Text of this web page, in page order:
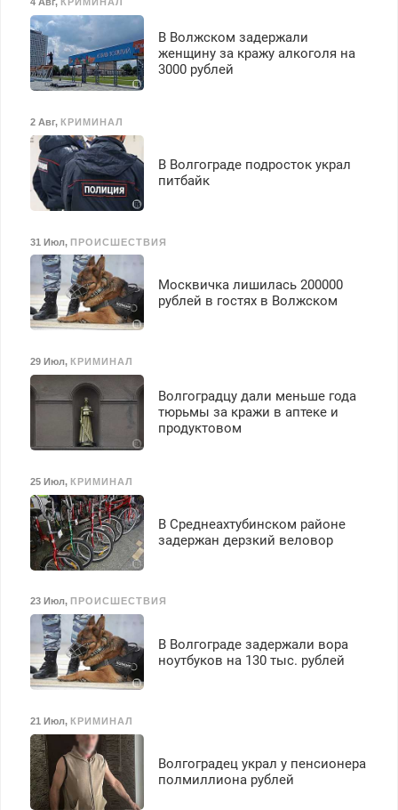
В Волжском задержали
женщину за кражу алкоголя на
3000 рублей
2 Авг, КРИМИНАЛ
В Волгограде подросток украл
питбайк
31 Июл, ПРОИСШЕСТВИЯ
Москвичка лишилась 200000
рублей в гостях в Волжском
29 Июл, КРИМИНАЛ
Волгоградцу дали меньше года
тюрьмы за кражи в аптеке и
продуктовом
25 Июл, КРИМИНАЛ
В Среднеахтубинском районе
задержан дерзкий веловор
23 Июл, ПРОИСШЕСТВИЯ
В Волгограде задержали вора
ноутбуков на 130 тыс. рублей
21 Июл, КРИМИНАЛ
Волгоградец украл у пенсионера
полмиллиона рублей